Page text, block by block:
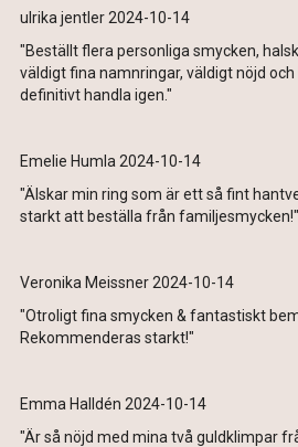
ulrika jentler 2024-10-14
"Beställt flera personliga smycken,
väldigt fina namnringar, väldigt nöjd
definitivt handla igen."
Emelie Humla 2024-10-14
"Älskar min ring som är ett så fint
starkt att beställa från familjesmycken!"
Veronika Meissner 2024-10-14
"Otroligt fina smycken & fantastiskt
Rekommenderas starkt!"
Emma Halldén 2024-10-14
"Är så nöjd med mina två guldklimpar